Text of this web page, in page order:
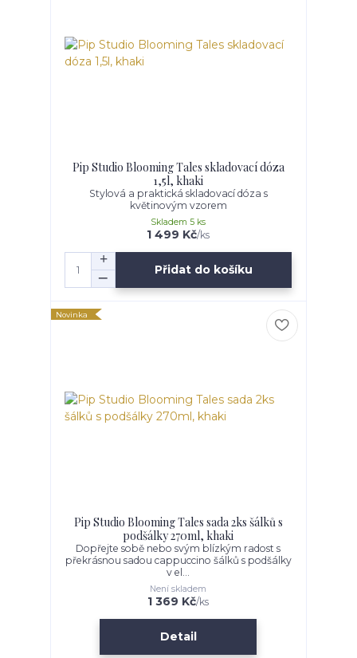
Pip Studio Blooming Tales skladovací dóza
1,5l, khaki
Stylová a praktická skladovací dóza s
květinovým vzorem
1 499 Kč/ks
Skladem 5 ks
Přidat do košíku
Novinka
Pip Studio Blooming Tales sada 2ks šálků s
podšálky 270ml, khaki
Dopřejte sobě nebo svým blízkým radost s
překrásnou sadou cappuccino šálků s podšálky
v el...
1 369 Kč/ks
Není skladem
Detail